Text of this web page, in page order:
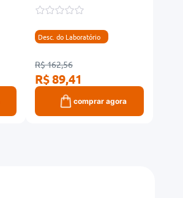
Desc. do Laboratório
R$ 162,56
R$ 89,41
comprar agora